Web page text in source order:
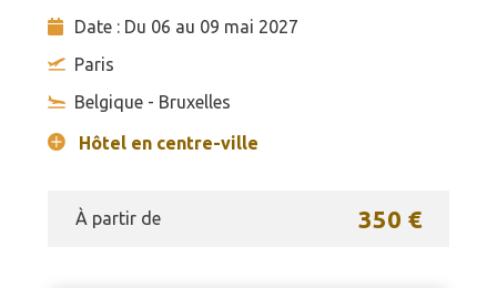
Date : Du 06 au 09 mai 2027
Paris
Belgique - Bruxelles
Hôtel en centre-ville
À partir de 350 €